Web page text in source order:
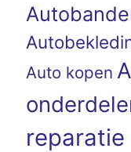
Auto kopen
reparatie